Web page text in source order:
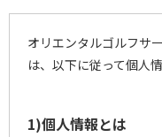
オリエンタルゴルフサ
は、以下に従って個人
1)個人情報とは